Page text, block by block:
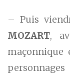
– Puis
MOZART,
maçonnique